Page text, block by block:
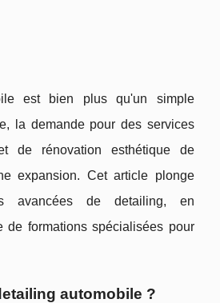
est bien plus qu'un simple
la demande pour des services
de rénovation esthétique de
expansion. Cet article plonge
avancées de detailing, en
de formations spécialisées pour
automobile ?